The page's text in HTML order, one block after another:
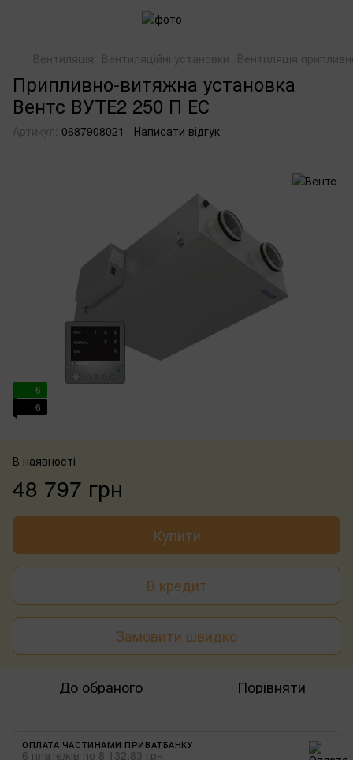
Вентиляція Вентиляційні установки Вентиляція
Припливно-витяжна установка
Вентс ВУТЕ2 250 П ЕС
Артикул: 0687908021 Написати відгук
6
6
В наявності
48 797 грн
Купити
В кредит
Замовити швидко
До обраного Порівняти
ОПЛАТА ЧАСТИНАМИ ПРИВАТБАНКУ
6 платежів по 8 132.83 грн